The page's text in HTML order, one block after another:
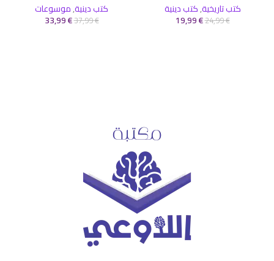
كتب تاريخية,كتب دينية
24,99€
19,99€
كتب دينية,موسوعات
37,99€
33,99€